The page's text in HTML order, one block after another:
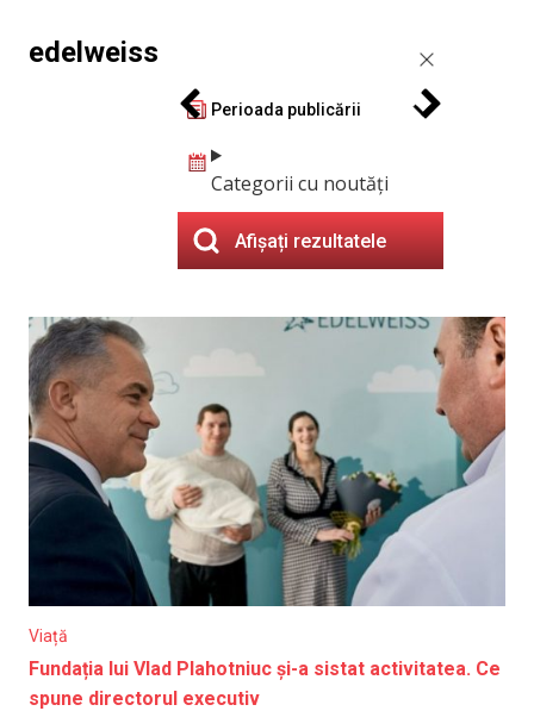
edelweiss
Perioada publicării
Categorii cu noutăți
Afișați rezultatele
Viață
Fundația lui Vlad Plahotniuc și-a sistat activitatea. Ce
spune directorul executiv